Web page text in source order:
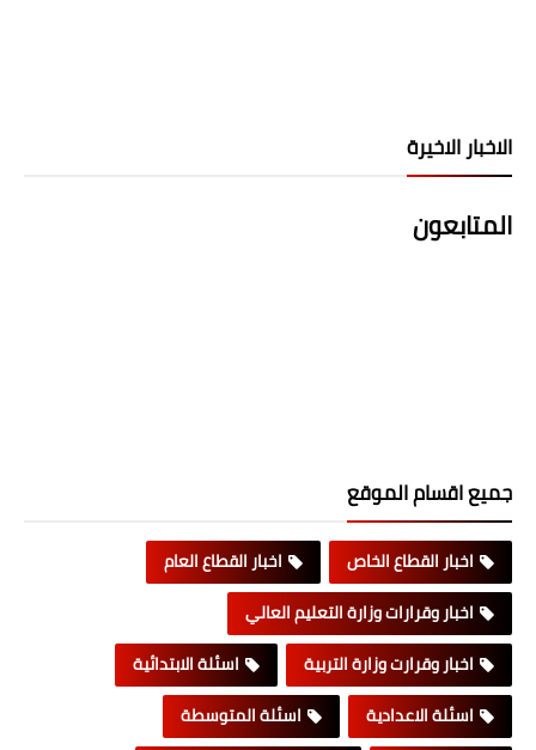
الاخبار الاخيرة
المتابعون
جميع اقسام الموقع
اخبار القطاع الخاص
اخبار القطاع العام
اخبار وقرارات وزارة التعليم العالي
اخبار وقرارت وزارة التربية
اسئلة الابتدائية
اسئلة الاعدادية
اسئلة المتوسطة